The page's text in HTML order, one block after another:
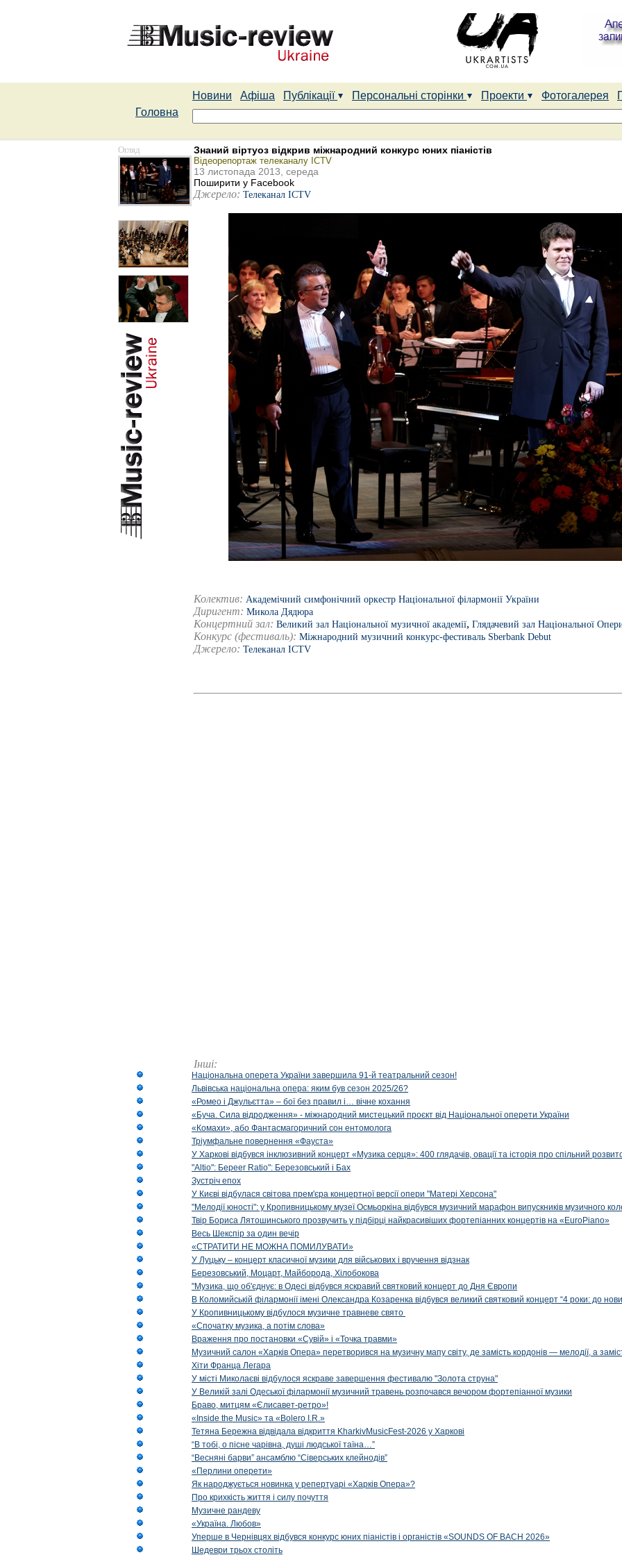
Новини Афіша Публікації Персональні сторінки Проекти Фотогалерея
Головна
Огляд Знаний віртуоз відкрив міжнародний конкурс юних піаністів
Відеорепортаж телеканалу ICTV
13 листопада 2013, середа
Поширити у Facebook
Джерело: Телеканал ICTV
Колектив: Академічний симфонічний оркестр Національної філармонії України
Диригент: Микола Дядюра
Концертний зал: Великий зал Національної музичної академії, Глядачевий зал Національної
Конкурс (фестиваль): Міжнародний музичний конкурс-фестиваль Sberbank Debut
Джерело: Телеканал ICTV
Інші:
Національна оперета України завершила 91-й театральний сезон!
Львівська національна опера: яким був сезон 2025/26?
«Ромео і Джульєтта» – бої без правил і… вічне кохання
«Буча. Сила відродження» - міжнародний мистецький проєкт від Національної оперети України
«Комахи», або Фантасмагоричний сон ентомолога
Тріумфальне повернення «Фауста»
У Харкові відбувся інклюзивний концерт «Музика серця»: 400 глядачів, овації та історія про спільний
"Altio": Береer Ratio": Березовський і Бах
Зустріч епох
У Києві відбулася світова прем'єра концертної версії опери "Матері Херсона"
"Мелодії юності": у Кропивницькому музеї Осмьоркіна відбувся музичний марафон випускників музичного
Твір Бориса Лятошинського прозвучить у підбірці найкрасивіших фортепіанних концертів на «EuroPiano»
Весь Шекспір за один вечір
«СТРАТИТИ НЕ МОЖНА ПОМИЛУВАТИ»
У Луцьку – концерт класичної музики для військових і вручення відзнак
Березовський, Моцарт, Майборода, Хілобокова
"Музика, що об'єднує: в Одесі відбувся яскравий святковий концерт до Дня Європи
В Коломийській філармонії імені Олександра Козаренка відбувся великий святковий концерт “4 роки: до
У Кропивницькому відбулося музичне травневе свято
«Спочатку музика, а потім слова»
Враження про постановки «Сувій» і «Точка травми»
Музичний салон «Харків Опера» перетворився на музичну мапу світу, де замість кордонів — мелодії, а
Хіти Франца Легара
У місті Миколаєві відбулося яскраве завершення фестивалю "Золота струна"
У Великій залі Одеської філармонії музичний травень розпочався вечором фортепіанної музики
Браво, митцям «Єлисавет-ретро»!
«Inside the Music» та «Bolero I.R.»
Тетяна Бережна відвідала відкриття KharkivMusicFest-2026 у Харкові
“В тобі, о пісне чарівна, душі людської таїна…”
“Весняні барви” ансамблю “Сіверських клейнодів”
«Перлини оперети»
Як народжується новинка у репертуарі «Харків Опера»?
Про крихкість життя і силу почуття
Музичне рандеву
«Україна. Любов»
Уперше в Чернівцях відбувся конкурс юних піаністів і органістів «SOUNDS OF BACH 2026»
Шедеври трьох століть